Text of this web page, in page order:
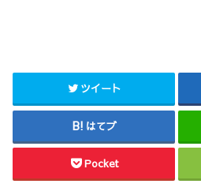
ツイート
はてブ
Pocket